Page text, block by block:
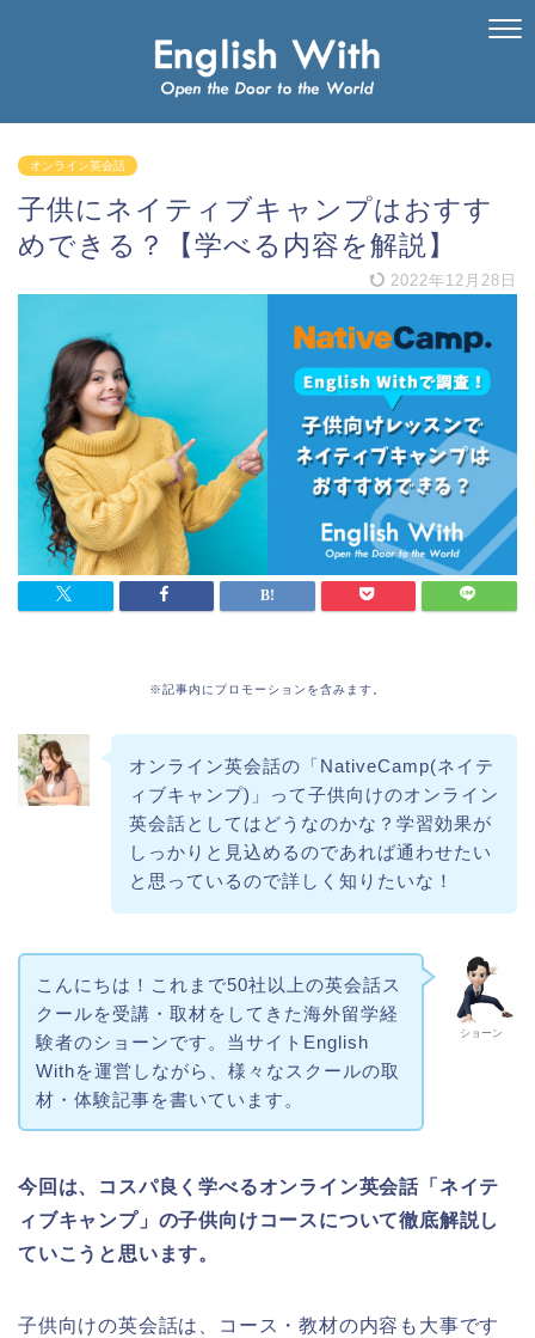
オンライン英会話
子供にネイティブキャンプはおすす
めできる？【学べる内容を解説】
2022年12月28日
※記事内にプロモーションを含みます。
オンライン英会話の「NativeCamp(ネイテ
ィブキャンプ)」って子供向けのオンライン
英会話としてはどうなのかな？学習効果が
しっかりと見込めるのであれば通わせたい
と思っているので詳しく知りたいな！
ショーン
こんにちは！これまで50社以上の英会話ス
クールを受講・取材をしてきた海外留学経
験者のショーンです。当サイトEnglish
Withを運営しながら、様々なスクールの取
材・体験記事を書いています。
今回は、コスパ良く学べるオンライン英会話「ネイテ
ィブキャンプ」の子供向けコースについて徹底解説し
ていこうと思います。
子供向けの英会話は、コース・教材の内容も大事です